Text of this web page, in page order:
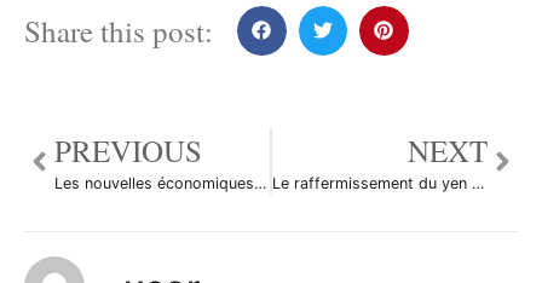
Share this post:
PREVIOUS
Les nouvelles économiques du 14 mars 2012
NEXT
Le raffermissement du yen profite à l’économie nippone